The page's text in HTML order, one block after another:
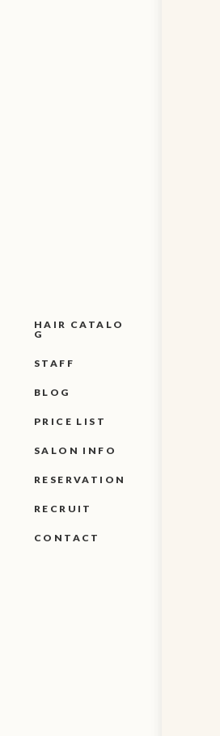
HAIR CATALO
G
STAFF
BLOG
PRICE LIST
SALON INFO
RESERVATION
RECRUIT
CONTACT